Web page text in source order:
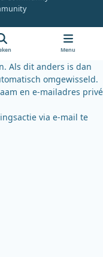
e
k
k
y
Menu
Als dit anders is dan
omgewisseld.
en e-mailadres privé
via e-mail te